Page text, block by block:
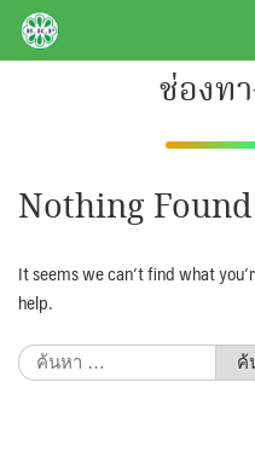
SkipBRPAUTO.COM
ช่องท
Nothing Found
It seems we can’t find what
help.
ค้นหา
สำหรับ: